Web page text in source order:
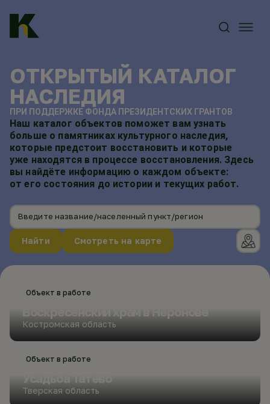
ОТКРЫТЫЙ КАТАЛОГ
НАСЛЕДИЯ
ПРИ ПОДДЕРЖКЕ ФОНДА ПРЕЗИДЕНТСКИХ ГРАНТОВ
Наш каталог объектов поможет вам узнать
больше о памятниках культурного наследия,
которые предстоит восстановить и которые
уже находятся в процессе восстановления. Здесь
вы найдёте информацию о каждом объекте:
от его состояния до истории и текущих работ.
Введите название/населенный пункт/регион
Найти Смотреть на карте
Объект в работе
Костромская область
Объект в работе
Тверская область